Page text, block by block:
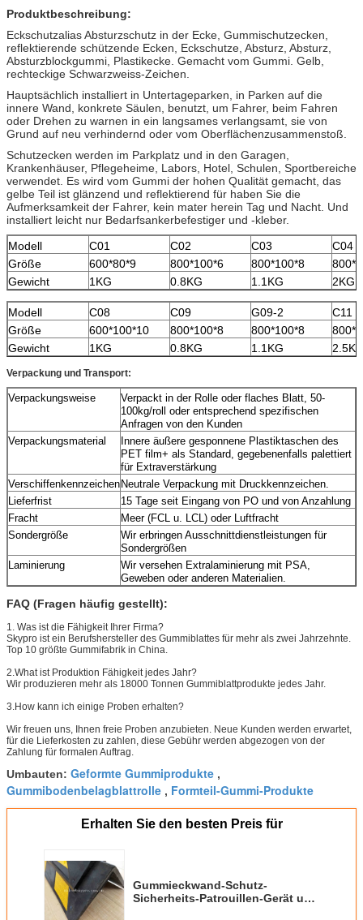
Produktbeschreibung:
Eckschutzalias Absturzschutz in der Ecke, Gummischutzecken,
reflektierende schützende Ecken, Eckschutze, Absturz, Absturz,
Absturzblockgummi, Plastikecke. Gemacht vom Gummi. Gelb,
rechteckige Schwarzweiss-Zeichen.
Hauptsächlich installiert in Untertageparken, in Parken auf die
innere Wand, konkrete Säulen, benutzt, um Fahrer, beim Fahren
oder Drehen zu warnen in ein langsames verlangsamt, sie von
Grund auf neu verhindernd oder vom Oberflächenzusammenstoß.
Schutzecken werden im Parkplatz und in den Garagen,
Krankenhäuser, Pflegeheime, Labors, Hotel, Schulen, Sportbereiche
verwendet. Es wird vom Gummi der hohen Qualität gemacht, das
gelbe Teil ist glänzend und reflektierend für haben Sie die
Aufmerksamkeit der Fahrer, kein mater herein Tag und Nacht. Und
installiert leicht nur Bedarfsankerbefestiger und -kleber.
Modell
C01 C02 C03
C04
Größe
600*80*9 800*100*6 800*100*8
Gewicht
1KG 0.8KG 1.1KG 2KG
Modell C08 C09 G09-2
C11
Größe
600*100*10 800*100*8 800*100*8
Gewicht
1KG 0.8KG 1.1KG
Verpackung und Transport:
Verpackungsweise
Verpackt in der Rolle oder flaches Blatt, 50-
100kg/roll oder entsprechend spezifischen
Anfragen von den Kunden
Verpackungsmaterial
Innere äußere gesponnene Plastiktaschen des
PET film+ als Standard, gegebenenfalls palettiert
für Extraverstärkung
Verschiffenkennzeichen Neutrale Verpackung mit Druckkennzeichen.
Lieferfrist
15 Tage seit Eingang von PO und von Anzahlung
Fracht
Meer (FCL u. LCL) oder Luftfracht
Sondergröße
Wir erbringen Ausschnittdienstleistungen für
Sondergrößen
Laminierung
Wir versehen Extralaminierung mit PSA,
Geweben oder anderen Materialien.
FAQ (Fragen häufig gestellt):
1. Was ist die Fähigkeit Ihrer Firma?
Skypro ist ein Berufshersteller des Gummiblattes für mehr als zwei Jahrzehnte.
Top 10 größte Gummifabrik in China.
2.What ist Produktion Fähigkeit jedes Jahr?
Wir produzieren mehr als 18000 Tonnen Gummiblattprodukte jedes Jahr.
3.How kann ich einige Proben erhalten?
Wir freuen uns, Ihnen freie Proben anzubieten. Neue Kunden werden erwartet,
für die Lieferkosten zu zahlen, diese Gebühr werden abgezogen von der
Zahlung für formalen Auftrag.
Umbauten: Geformte Gummiprodukte ,
Gummibodenbelagblattrolle , Formteil-Gummi-Produkte
Erhalten Sie den besten Preis für
Gummieckwand-Schutz-
Sicherheits-Patrouillen-Gerät um